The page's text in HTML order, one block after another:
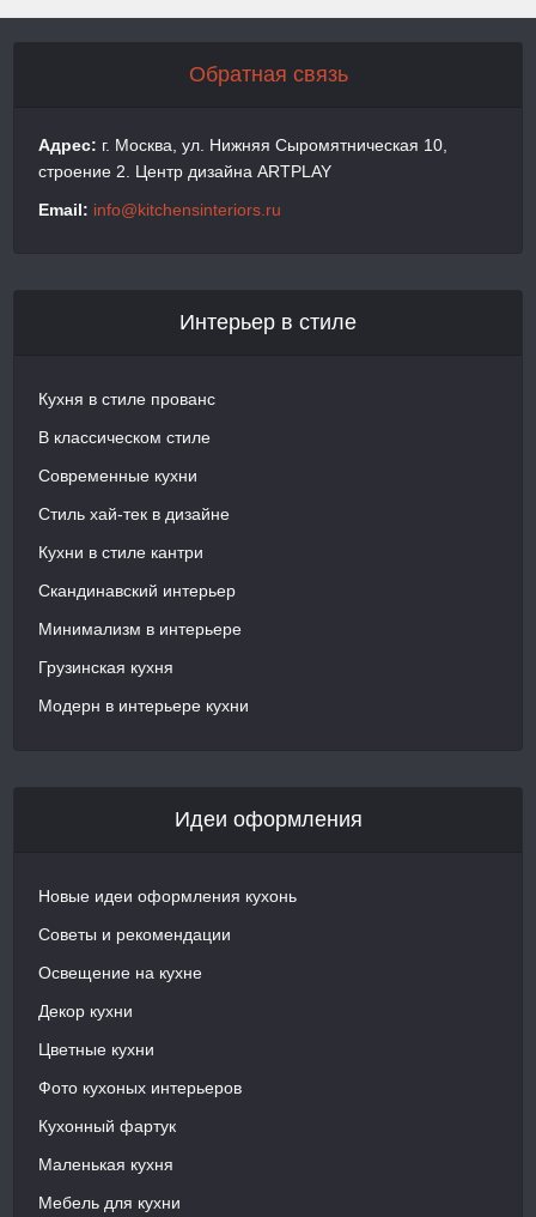
Обратная связь
Адрес: г. Москва, ул. Нижняя Сыромятническая 10,
строение 2. Центр дизайна ARTPLAY
Email: info@kitchensinteriors.ru
Интерьер в стиле
Кухня в стиле прованс
В классическом стиле
Современные кухни
Стиль хай-тек в дизайне
Кухни в стиле кантри
Скандинавский интерьер
Минимализм в интерьере
Грузинская кухня
Модерн в интерьере кухни
Идеи оформления
Новые идеи оформления кухонь
Советы и рекомендации
Освещение на кухне
Декор кухни
Цветные кухни
Фото кухоных интерьеров
Кухонный фартук
Маленькая кухня
Мебель для кухни